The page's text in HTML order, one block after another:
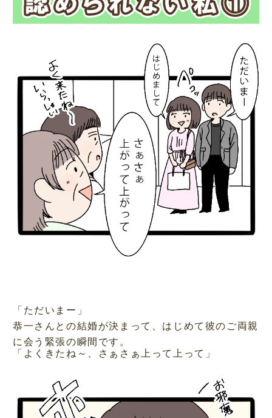
「ただいまー」
恭一さんとの結婚が決まって、はじめて彼のご両親
に会う緊張の瞬間です。
「よくきたね～、さぁさぁ上って上って」